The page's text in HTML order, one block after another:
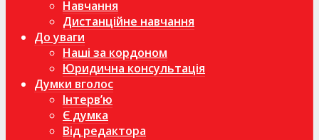
Навчання
Дистанційне навчання
До уваги
Наші за кордоном
Юридична консультація
Думки вголос
Інтерв’ю
Є думка
Від редактора